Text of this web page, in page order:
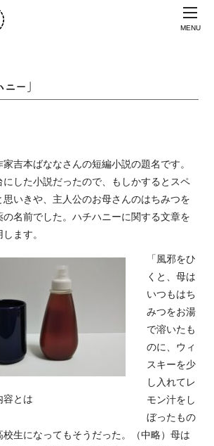
MENU
ー」
吉本ばななさんの短編小説の題名です。
にした小説だったので、もしかするとスペ
思いきや、主人公のお母さんのはちみつを
名前でした。ハチハニーに関する文章を
ます。
容とは
「風邪をひ
くと、母は
いつもはち
みつをお湯
で溶いたも
のに、ウィ
スキーを少
し入れてレ
モン汁をし
ぼったもの
校生になってもそうだった。（中略）母は